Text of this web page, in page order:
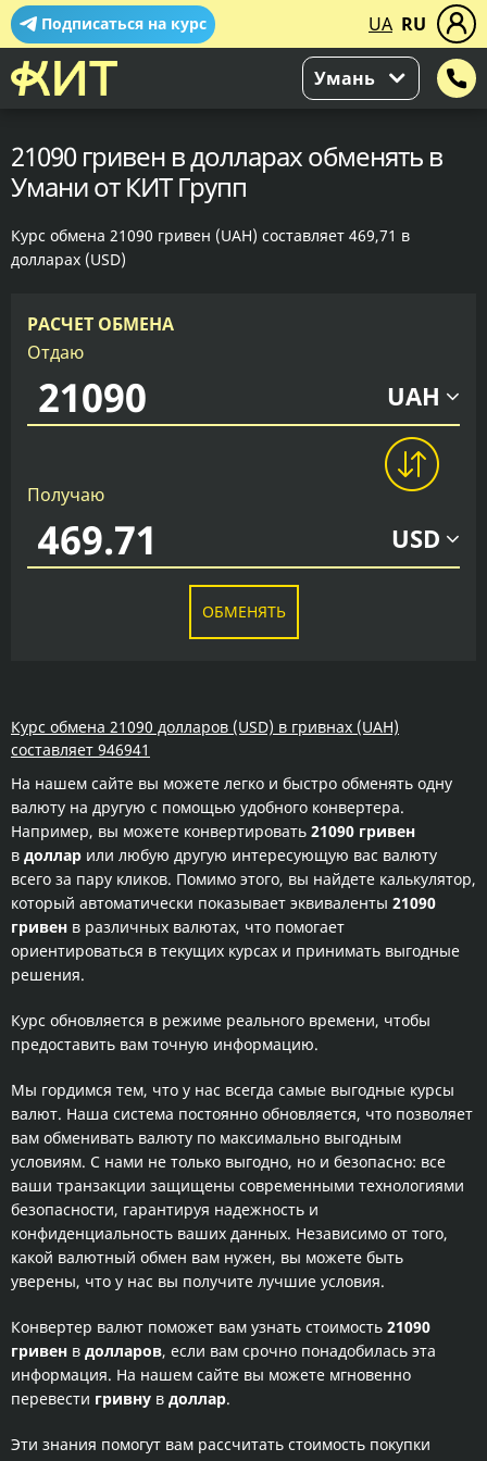
Подписаться на курс UA RU
Умань
21090 гривен в долларах обменять в
Умани от КИТ Групп
Курс обмена 21090 гривен (UAH) составляет 469,71 в
долларах (USD)
РАСЧЕТ ОБМЕНА
Отдаю
UAH
Получаю
USD
ОБМЕНЯТЬ
Курс обмена 21090 долларов (USD) в гривнах (UAH)
составляет 946941
На нашем сайте вы можете легко и быстро обменять одну
валюту на другую с помощью удобного конвертера.
Например, вы можете конвертировать 21090 гривен
в доллар или любую другую интересующую вас валюту
всего за пару кликов. Помимо этого, вы найдете калькулятор,
который автоматически показывает эквиваленты 21090
гривен в различных валютах, что помогает
ориентироваться в текущих курсах и принимать выгодные
решения.
Курс обновляется в режиме реального времени, чтобы
предоставить вам точную информацию.
Мы гордимся тем, что у нас всегда самые выгодные курсы
валют. Наша система постоянно обновляется, что позволяет
вам обменивать валюту по максимально выгодным
условиям. С нами не только выгодно, но и безопасно: все
ваши транзакции защищены современными технологиями
безопасности, гарантируя надежность и
конфиденциальность ваших данных. Независимо от того,
какой валютный обмен вам нужен, вы можете быть
уверены, что у нас вы получите лучшие условия.
Конвертер валют поможет вам узнать стоимость 21090
гривен в долларов, если вам срочно понадобилась эта
информация. На нашем сайте вы можете мгновенно
перевести гривну в доллар.
Эти знания помогут вам рассчитать стоимость покупки